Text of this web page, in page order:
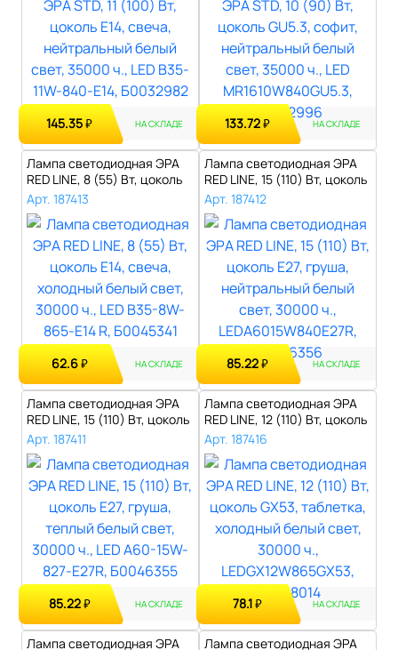
145.35₽ НА СКЛАДЕ 133.72₽ НА СКЛАДЕ
Лампа светодиодная ЭРА
RED LINE, 8 (55) Вт, цоколь
Е14,..
Арт. 187413
62.6₽ НА СКЛАДЕ
Лампа светодиодная ЭРА
RED LINE, 15 (110) Вт, цоколь
Е2..
Арт. 187412
85.22₽ НА СКЛАДЕ
Лампа светодиодная ЭРА
RED LINE, 15 (110) Вт, цоколь
Е2..
Арт. 187411
85.22₽ НА СКЛАДЕ
Лампа светодиодная ЭРА
RED LINE, 12 (110) Вт, цоколь
GX..
Арт. 187416
78.1₽ НА СКЛАДЕ
Лампа светодиодная ЭРА Лампа светодиодная ЭРА